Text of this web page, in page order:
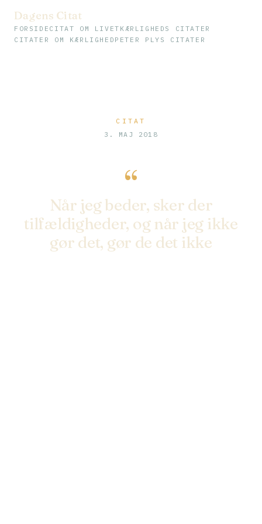
Dagens Citat
FORSIDE CITAT OM LIVET KÆRLIGHEDS CITATER
CITATER OM KÆRLIGHED PETER PLYS CITATER
CITAT
3. MAJ 2018
“
Når jeg beder, sker der
tilfældigheder, og når jeg ikke
gør det, gør de det ikke